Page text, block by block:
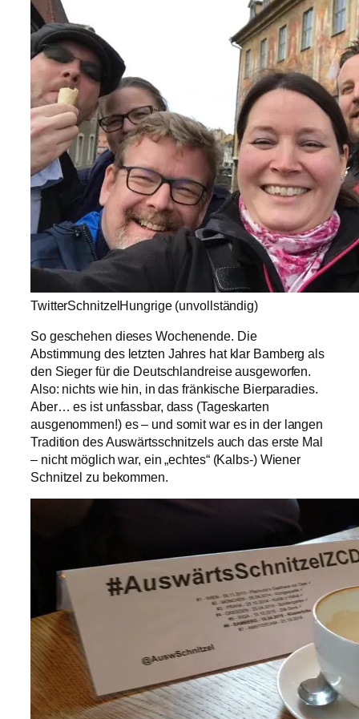
TwitterSchnitzelHungrige (unvollständig)
So geschehen dieses Wochenende. Die
Abstimmung des letzten Jahres hat klar Bamberg als
den Sieger für die Deutschlandreise ausgeworfen.
Also: nichts wie hin, in das fränkische Bierparadies.
Aber… es ist unfassbar, dass (Tageskarten
ausgenommen!) es – und somit war es in der langen
Tradition des Auswärtsschnitzels auch das erste Mal
– nicht möglich war, ein „echtes“ (Kalbs-) Wiener
Schnitzel zu bekommen.